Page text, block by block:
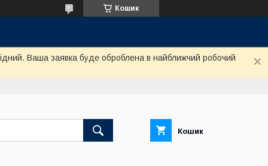
Кошик
Ваша заявка буде оброблена в найближчий робочий
Кошик